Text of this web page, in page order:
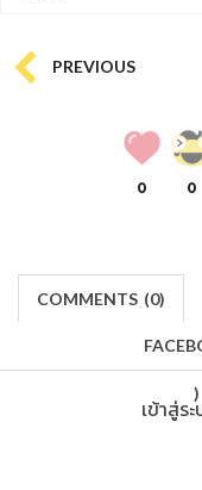
PREVIOUS
0 0
COMMENTS (0)
)
เข้าสู่ร